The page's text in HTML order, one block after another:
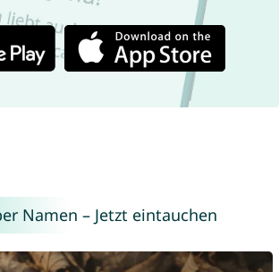
Namen – Jetzt eintauchen